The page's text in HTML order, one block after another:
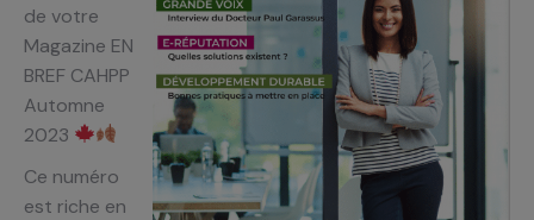
de votre
Magazine EN
BREF CAHPP
Automne
2023
Ce numéro
est riche en